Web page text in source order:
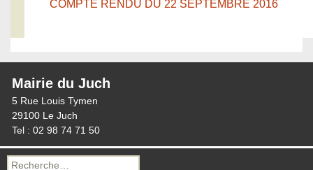
COMPTE RENDU DU 22 SEPTEMBRE 2016
Mairie du Juch
5 Rue Louis Tymen
29100 Le Juch
Tel : 02 98 74 71 50
Recherche